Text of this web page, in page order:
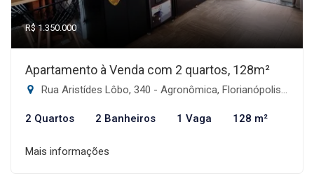
R$ 1.350.000
Apartamento à Venda com 2 quartos, 128m²
Rua Aristídes Lôbo, 340 - Agronômica, Florianópolis-SC
2 Quartos 2 Banheiros 1 Vaga 128 m²
Mais informações